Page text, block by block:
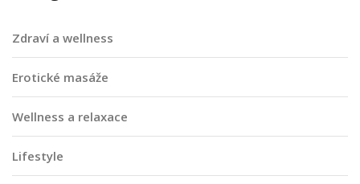
Zdraví a wellness
Erotické masáže
Wellness a relaxace
Lifestyle